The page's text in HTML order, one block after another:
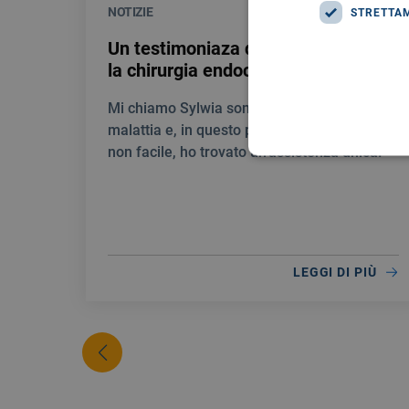
NOTIZIE 28/07/2026
Un testimoniaza di gratitudine per
la chirurgia endocrina del Giglio
Mi chiamo Sylwia sono stata colpita da una
malattia e, in questo percorso umanamente
non facile, ho trovato un’assistenza unica.
LEGGI DI PIÙ